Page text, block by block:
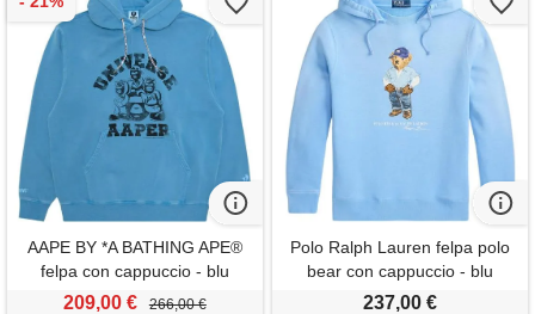
AAPE BY *A BATHING APE®
felpa con cappuccio - blu
209,00 € 266,00 €
Polo Ralph Lauren felpa polo
bear con cappuccio - blu
237,00 €